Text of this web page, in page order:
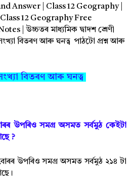
Answer | Class 12 Geography |
Class 12 Geography Free
| উচ্চতৰ মাধ্যমিক দ্বাদশ শ্ৰেণী
বিতৰণ আৰু ঘনত্ব পাঠটো প্ৰশ্ন আৰু
বিতৰণ আৰু ঘনত্ব
উপৰিও সমগ্ৰ অসমত সৰ্বমুঠ কেইটা
?
উপৰিও সমগ্ৰ অসমত সৰ্বমুঠ ২১৪ টা